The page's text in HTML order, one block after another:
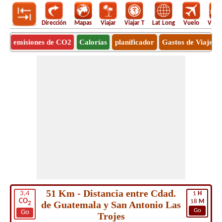
Dirección Mapas Viajar Viajar T Lat Long Vuelo
emisiones de CO2 Calorías planificador Gastos de Viaje
3,4
CO2
Go
1 H
18 M
Go
51 Km - Distancia entre Cdad.
de Guatemala y San Antonio Las
Trojes